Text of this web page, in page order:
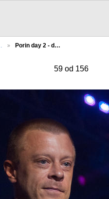
Porin day 2 - d…
59 od 156